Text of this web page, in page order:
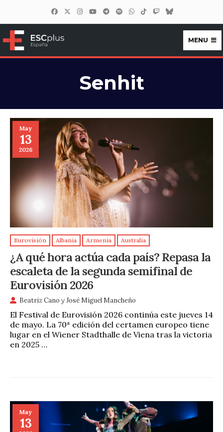
ESCplus España
MENU
Senhit
May
13
2026
Eurovisión Albania Armenia Australia
¿A qué hora actúa cada país? Repasa la
escaleta de la segunda semifinal de
Eurovisión 2026
Beatriz Cano yJosé Miguel Mancheño
El Festival de Eurovisión 2026 continúa este jueves 14
de mayo. La 70ª edición del certamen europeo tiene
lugar en el Wiener Stadthalle de Viena tras la victoria
en 2025 …
May
13